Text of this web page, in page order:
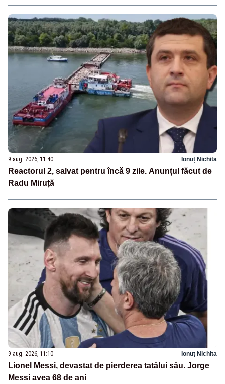
9 aug. 2026, 11:40 Ionuț Nichita
Reactorul 2, salvat pentru încă 9 zile. Anunțul făcut de
Radu Miruță
9 aug. 2026, 11:10 Ionuț Nichita
Lionel Messi, devastat de pierderea tatălui său. Jorge
Messi avea 68 de ani